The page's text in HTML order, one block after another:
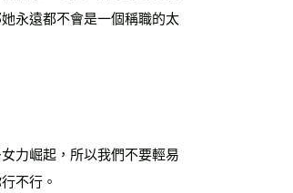
永遠都不會是一個稱職的太
力崛起，所以我們不要輕易
不行。